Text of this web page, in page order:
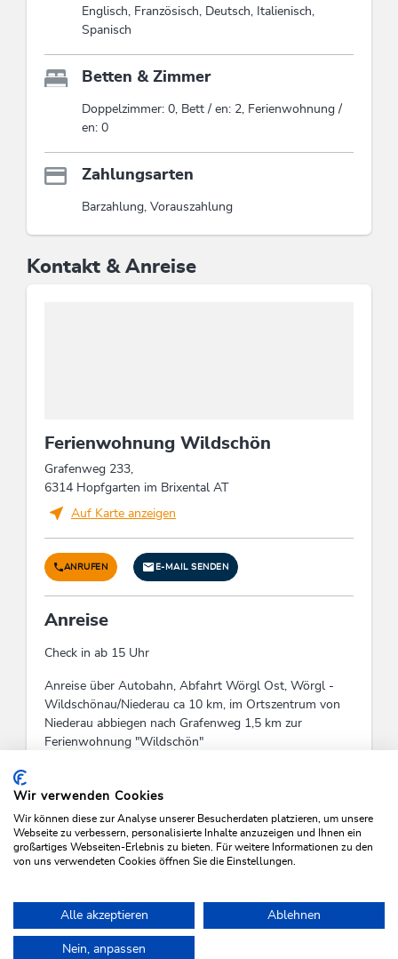
Englisch, Französisch, Deutsch, Italienisch,
Spanisch
Betten & Zimmer
Doppelzimmer: 0, Bett / en: 2, Ferienwohnung /
en: 0
Zahlungsarten
Barzahlung, Vorauszahlung
Kontakt & Anreise
Ferienwohnung Wildschön
Grafenweg 233,
6314 Hopfgarten im Brixental AT
Auf Karte anzeigen
ANRUFEN E-MAIL SENDEN
Anreise
Check in ab 15 Uhr
Anreise über Autobahn, Abfahrt Wörgl Ost, Wörgl -
Wildschönau/Niederau ca 10 km, im Ortszentrum von
Niederau abbiegen nach Grafenweg 1,5 km zur
Ferienwohnung "Wildschön"
Check-Out:
11:00 - 00:00
Wir verwenden Cookies
Wir können diese zur Analyse unserer Besucherdaten platzieren, um unsere
Webseite zu verbessern, personalisierte Inhalte anzuzeigen und Ihnen ein
großartiges Webseiten-Erlebnis zu bieten. Für weitere Informationen zu den
von uns verwendeten Cookies öffnen Sie die Einstellungen.
Alle akzeptieren Ablehnen
Nein, anpassen